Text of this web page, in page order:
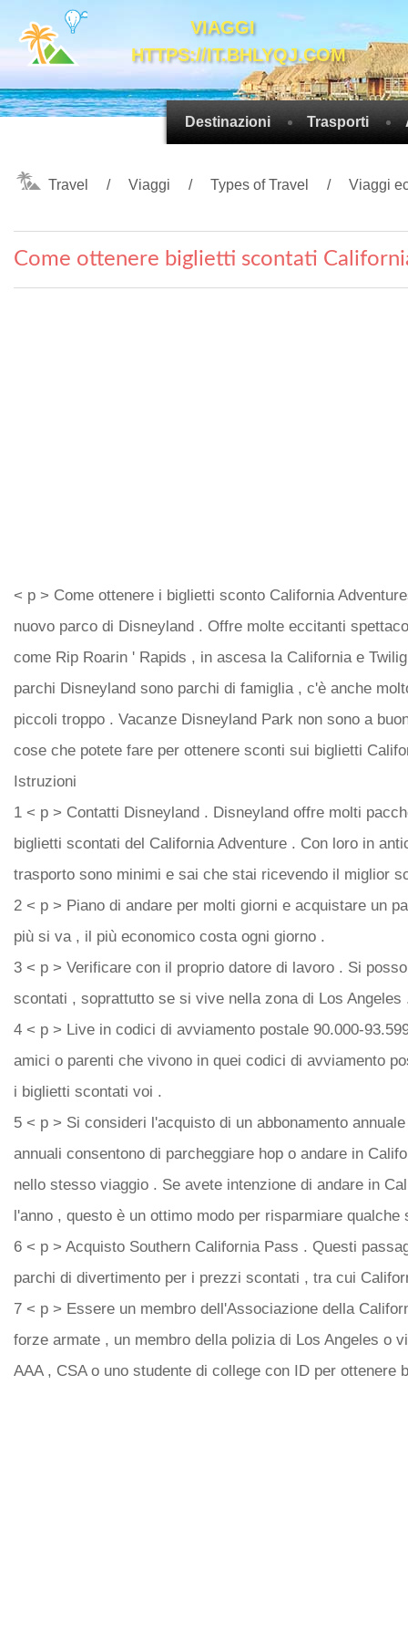
VIAGGI
HTTPS://IT.BHLYQJ.COM
Destinazioni Trasporti
Travel Viaggi Types of Travel Viaggi
Come ottenere biglietti scontati
< p > Come ottenere i biglietti sconto California
nuovo parco di Disneyland . Offre molte eccitanti
come Rip Roarin ' Rapids , in ascesa la California e
parchi Disneyland sono parchi di famiglia , c'è anche
piccoli troppo . Vacanze Disneyland Park non sono a
cose che potete fare per ottenere sconti sui biglietti
Istruzioni
1 < p > Contatti Disneyland . Disneyland offre molti
biglietti scontati del California Adventure . Con loro in
trasporto sono minimi e sai che stai ricevendo il miglior
2 < p > Piano di andare per molti giorni e acquistare un
più si va , il più economico costa ogni giorno .
3 < p > Verificare con il proprio datore di lavoro . Si
scontati , soprattutto se si vive nella zona di Los Angeles
4 < p > Live in codici di avviamento postale 90.000-
amici o parenti che vivono in quei codici di avviamento
i biglietti scontati voi .
5 < p > Si consideri l'acquisto di un abbonamento
annuali consentono di parcheggiare hop o andare in
nello stesso viaggio . Se avete intenzione di andare in
l'anno , questo è un ottimo modo per risparmiare qualche
6 < p > Acquisto Southern California Pass . Questi
parchi di divertimento per i prezzi scontati , tra cui
7 < p > Essere un membro dell'Associazione della
forze armate , un membro della polizia di Los Angeles o
AAA , CSA o uno studente di college con ID per ottenere